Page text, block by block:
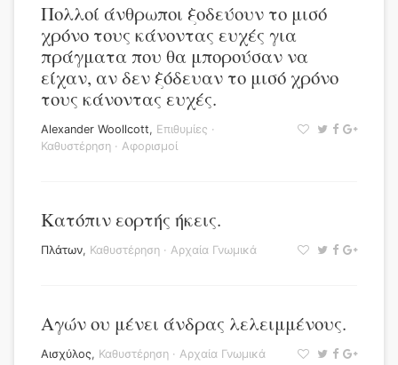
Πολλοί άνθρωποι ξοδεύουν το μισό
χρόνο τους κάνοντας ευχές για
πράγματα που θα μπορούσαν να
είχαν, αν δεν ξόδευαν το μισό χρόνο
τους κάνοντας ευχές.
Alexander Woollcott, Επιθυμίες ·
Καθυστέρηση · Αφορισμοί
Κατόπιν εορτής ήκεις.
Πλάτων, Καθυστέρηση · Αρχαία Γνωμικά
Αγών ου μένει άνδρας λελειμμένους.
Αισχύλος, Καθυστέρηση · Αρχαία Γνωμικά